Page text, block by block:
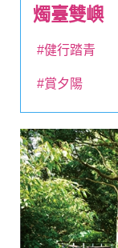
燭臺雙嶼
#健行踏青
#賞夕陽